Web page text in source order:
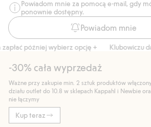
Powiadom mnie za pomocą e-mail, gdy
ponownie dostępny.
Powiadom mnie
później wybierz opcję + Klubowiczu
-30% cała wyprzedaż
Ważne przy zakupie min. 2 sztuk produktów
działu outlet do 10.8 w sklepach Kappahl i Newbie
nie łączymy
Kup teraz